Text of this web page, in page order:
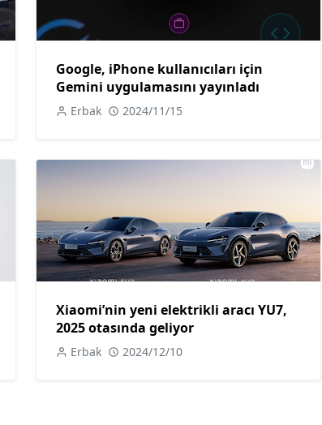
Google, iPhone kullanıcıları için
Gemini uygulamasını yayınladı
Erbak 2024/11/15
Xiaomi’nin yeni elektrikli aracı YU7,
2025 otasında geliyor
Erbak 2024/12/10